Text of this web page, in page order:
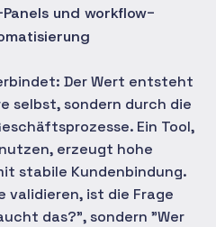
und workflow-
Der Wert entsteht
selbst, sondern durch die
Ein Tool,
erzeugt hohe
stabile Kundenbindung.
validieren, ist die Frage
das?", sondern "Wer